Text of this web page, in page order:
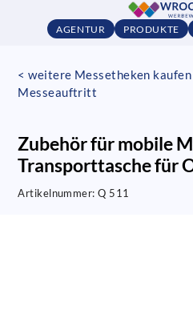
AGENTUR PRODUKTE
< weitere Messetheken
Messeauftritt
Zubehör für mobile
Transporttasche für
Artikelnummer:Q 511